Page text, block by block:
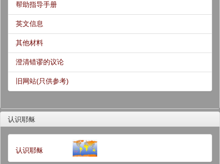
帮助指导手册
英文信息
其他材料
澄清错谬的议论
旧网站(只供参考)
认识耶稣
认识耶稣